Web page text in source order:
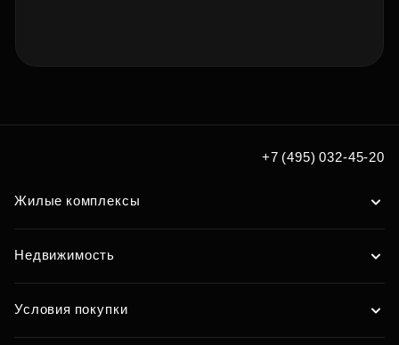
+7 (495) 032-45-20
Жилые комплексы
Недвижимость
Условия покупки